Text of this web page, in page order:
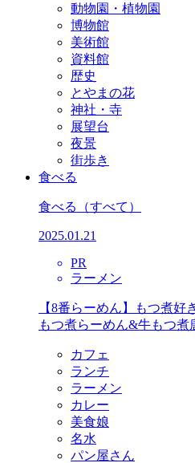
動物園・植物園
博物館
美術館
資料館
歴史
とやまの花
神社・寺
展望台
夜景
街歩き
食べる
食べる （すべて）
2025.01.21
PR
ラーメン
【8番らーめん】もつ煮
もつ煮らーめん&牛もつ煮
カフェ
ランチ
ラーメン
カレー
美食娘
名水
パン屋さん